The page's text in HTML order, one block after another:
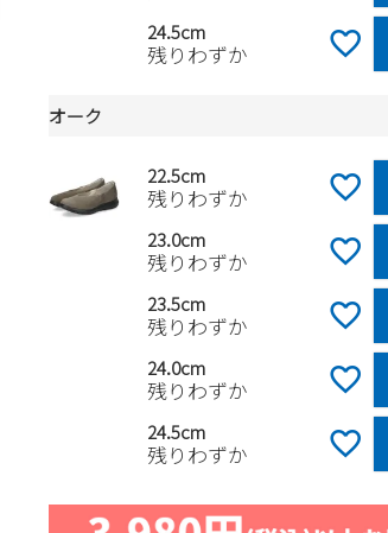
24.5cm
残りわずか
オーク
22.5cm
残りわずか
23.0cm
残りわずか
23.5cm
残りわずか
24.0cm
残りわずか
24.5cm
残りわずか